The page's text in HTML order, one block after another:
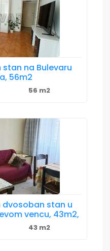
na Bulevaru
56m2
56 m2
dvosoban stan u
vencu, 43m2,
43 m2